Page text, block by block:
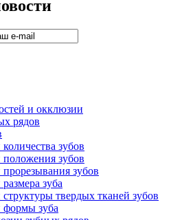
и окклюзии
рядов
зубов
зубов
зубов
зуба
твердых тканей зубов
зуба